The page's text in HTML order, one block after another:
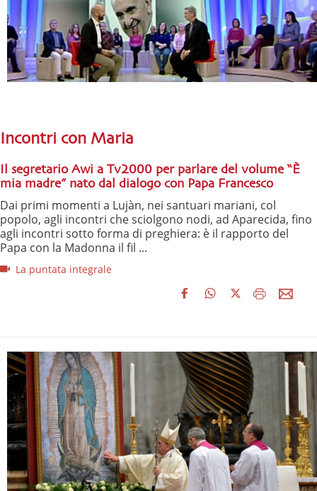
Incontri con Maria
Il segretario Awi a Tv2000 per parlare del volume “È
mia madre” nato dal dialogo con Papa Francesco
Dai primi momenti a Lujàn, nei santuari mariani, col
popolo, agli incontri che sciolgono nodi, ad Aparecida, fino
agli incontri sotto forma di preghiera: è il rapporto del
Papa con la Madonna il fil ...
La puntata integrale